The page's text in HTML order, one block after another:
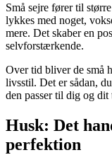
Små sejre fører til
lykkes med noget,
mere. Det skaber en
selvforstærkende.
Over tid bliver de små
livsstil. Det er sådan,
den passer til dig og dit
Husk: Det
perfektion